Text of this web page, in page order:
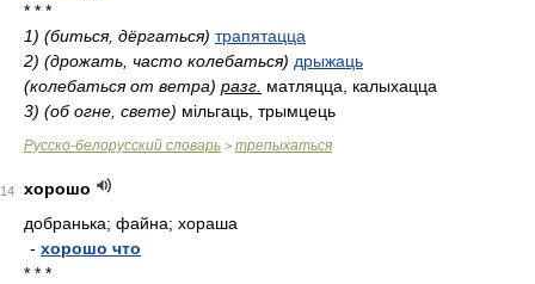
* * *
1) (биться, дёргаться) трапятацца
2) (дрожать, часто колебаться) дрыжаць
(колебаться от ветра) разг. матляцца, калыхацца
3) (об огне, свете) мільгаць, трымцець
Русско-белорусский словарь > трепыхаться
14
хорошо
добранька; файна; хораша
- хорошо что
* * *